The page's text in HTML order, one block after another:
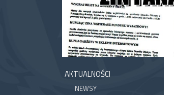
AKTUALNOŚCI
NEWSY